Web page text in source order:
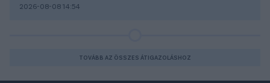
2026-08-08 14:54
TOVÁBB AZ ÖSSZES ÁTIGAZOLÁSHOZ